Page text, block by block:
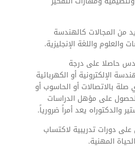
من المجالات كالهندسة
والعلوم واللغة الإنجليزية.
حاصلا على درجة
الإلكترونية أو الكهربائية
بالاتصالات أو الحاسوب أو
الحصول على مؤهل الدراسات
والدكتوراه يعد أمراً ضرورياً.
دورات تدريبية لاكتساب
المهنية.